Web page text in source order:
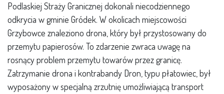
Podlaskiej Straży Granicznej dokonali niecodziennego
odkrycia w gminie Gródek. W okolicach miejscowości
Grzybowce znaleziono drona, który był przystosowany do
przemytu papierosów. To zdarzenie zwraca uwagę na
rosnący problem przemytu towarów przez granicę.
Zatrzymanie drona i kontrabandy Dron, typu płatowiec, był
wyposażony w specjalną zrzutnię umożliwiającą transport